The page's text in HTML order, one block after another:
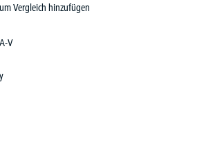
Vergleich hinzufügen
V